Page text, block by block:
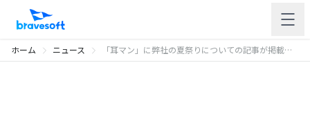
ホーム ニュース 「耳マン」に弊社の夏祭りについての記事が掲載されました！